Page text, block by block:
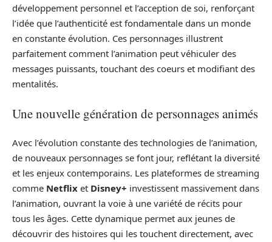
développement personnel et l’acception de soi, renforçant
l’idée que l’authenticité est fondamentale dans un monde
en constante évolution. Ces personnages illustrent
parfaitement comment l’animation peut véhiculer des
messages puissants, touchant des coeurs et modifiant des
mentalités.
Une nouvelle génération de personnages animés
Avec l’évolution constante des technologies de l’animation,
de nouveaux personnages se font jour, reflétant la diversité
et les enjeux contemporains. Les plateformes de streaming
comme Netflix et Disney+ investissent massivement dans
l’animation, ouvrant la voie à une variété de récits pour
tous les âges. Cette dynamique permet aux jeunes de
découvrir des histoires qui les touchent directement, avec